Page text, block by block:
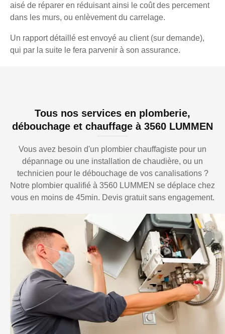
aisé de réparer en réduisant ainsi le coût des percement
dans les murs, ou enlèvement du carrelage.
Un rapport détaillé est envoyé au client (sur demande),
qui par la suite le fera parvenir à son assurance.
Tous nos services en plomberie,
débouchage et chauffage à 3560 LUMMEN
Vous avez besoin d'un plombier chauffagiste pour un
dépannage ou une installation de chaudière, ou un
technicien pour le débouchage de vos canalisations ?
Notre plombier qualifié à 3560 LUMMEN se déplace chez
vous en moins de 45min. Devis gratuit sans engagement.